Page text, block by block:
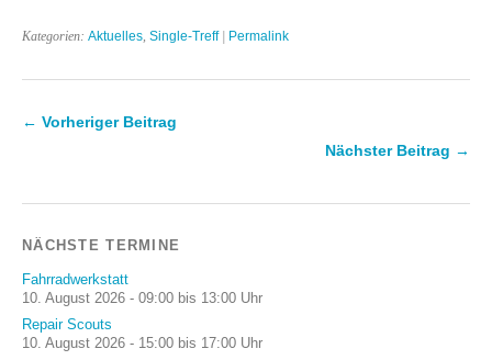
Kategorien: Aktuelles, Single-Treff| Permalink
← Vorheriger Beitrag
Nächster Beitrag →
NÄCHSTE TERMINE
Fahrradwerkstatt
10. August 2026 - 09:00 bis 13:00 Uhr
Repair Scouts
10. August 2026 - 15:00 bis 17:00 Uhr